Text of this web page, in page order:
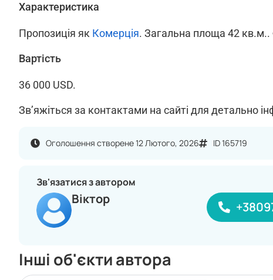
Характеристика
Пропозиція як Комерція. Загальна площа 42 кв.м..
Вартість
36 000 USD.
Зв’яжіться за контактами на сайті для детально
Оголошення створене 12 Лютого, 2026 ID 165719
Зв'язатися з автором
Віктор
Інші об'єкти автора